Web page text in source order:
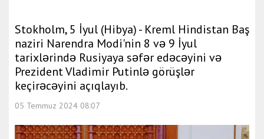
Stokholm, 5 İyul (Hibya) - Kreml Hindistan Baş
naziri Narendra Modi'nin 8 və 9 İyul
tarixlərində Rusiyaya səfər edəcəyini və
Prezident Vladimir Putinlə görüşlər
keçirəcəyini açıqlayıb.
05 Temmuz 2024 08:07